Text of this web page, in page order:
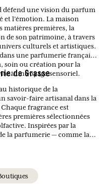
défend une vision du parfum
et l’émotion. La maison
matières premières, la
de son patrimoine, à travers
culturels et artistiques.
une parfumerie française
soin ou création pour la
à un voyage sensoriel.
de Grasse
historique de la
savoir-faire artisanal dans la
fragrance est
premières sélectionnées
Inspirées par la
la parfumerie — comme la
— se mêlent à des notes
des compositions
élégants, équilibrés et